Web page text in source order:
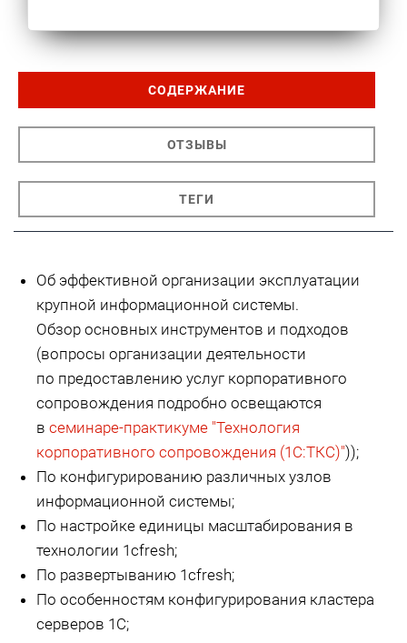
СОДЕРЖАНИЕ
ОТЗЫВЫ
ТЕГИ
Об эффективной организации эксплуатации
крупной информационной системы.
Обзор основных инструментов и подходов
(вопросы организации деятельности
по предоставлению услуг корпоративного
сопровождения подробно освещаются
в семинаре-практикуме "Технология
корпоративного сопровождения (1С:ТКС)"));
По конфигурированию различных узлов
информационной системы;
По настройке единицы масштабирования в
технологии 1cfresh;
По развертыванию 1cfresh;
По особенностям конфигурирования кластера
серверов 1С;